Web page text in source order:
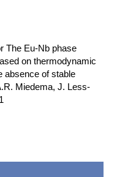
The Eu-Nb phase
on thermodynamic
absence of stable
Miedema, J. Less-